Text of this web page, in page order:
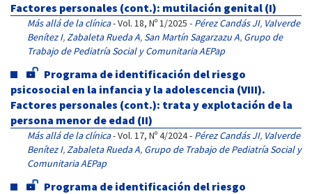
Factores personales (cont.): mutilación genital (I)
Más allá de la clínica- Vol. 18, Nº 1/2025 - Pérez Candás JI, Valverde
Benítez I,Zabaleta Rueda A, San Martín Sagarzazu A, Grupo de
Trabajo de Pediatría Social y Comunitaria AEPap
Programa de identificación del riesgo
psicosocial en la infancia y la adolescencia (VIII).
Factores personales (cont.): trata y explotación de la
persona menor de edad (II)
Más allá de la clínica- Vol. 17, Nº 4/2024 - Pérez Candás JI, Valverde
Benítez I,Zabaleta Rueda A, Grupo de Trabajo de Pediatría Social y
Comunitaria AEPap
Programa de identificación del riesgo